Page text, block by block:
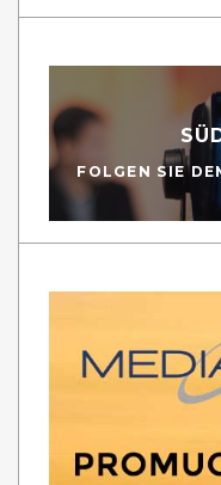
FOLGEN SIE